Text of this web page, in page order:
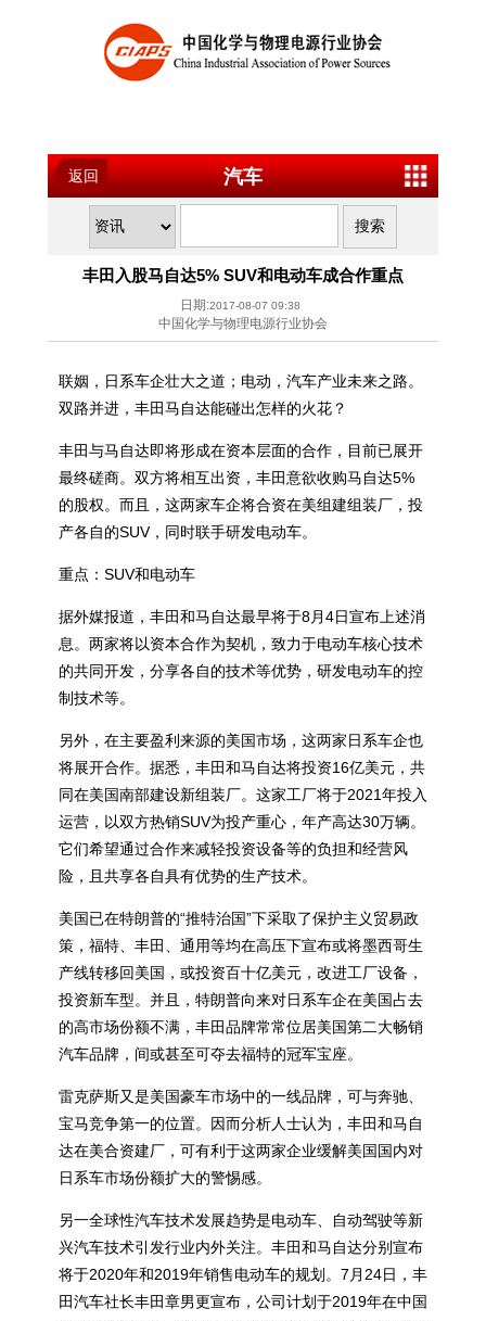
返回 汽车
丰田入股马自达5% SUV和电动车成合作重点
日期:2017-08-07 09:38
中国化学与物理电源行业协会
联姻，日系车企壮大之道；电动，汽车产业未来之路。
双路并进，丰田马自达能碰出怎样的火花？
丰田与马自达即将形成在资本层面的合作，目前已展开
最终磋商。双方将相互出资，丰田意欲收购马自达5%
的股权。而且，这两家车企将合资在美组建组装厂，投
产各自的SUV，同时联手研发电动车。
重点：SUV和电动车
据外媒报道，丰田和马自达最早将于8月4日宣布上述消
息。两家将以资本合作为契机，致力于电动车核心技术
的共同开发，分享各自的技术等优势，研发电动车的控
制技术等。
另外，在主要盈利来源的美国市场，这两家日系车企也
将展开合作。据悉，丰田和马自达将投资16亿美元，共
同在美国南部建设新组装厂。这家工厂将于2021年投入
运营，以双方热销SUV为投产重心，年产高达30万辆。
它们希望通过合作来减轻投资设备等的负担和经营风
险，且共享各自具有优势的生产技术。
美国已在特朗普的“推特治国”下采取了保护主义贸易政
策，福特、丰田、通用等均在高压下宣布或将墨西哥生
产线转移回美国，或投资百十亿美元，改进工厂设备，
投资新车型。并且，特朗普向来对日系车企在美国占去
的高市场份额不满，丰田品牌常常位居美国第二大畅销
汽车品牌，间或甚至可夺去福特的冠军宝座。
雷克萨斯又是美国豪车市场中的一线品牌，可与奔驰、
宝马竞争第一的位置。因而分析人士认为，丰田和马自
达在美合资建厂，可有利于这两家企业缓解美国国内对
日系车市场份额扩大的警惕感。
另一全球性汽车技术发展趋势是电动车、自动驾驶等新
兴汽车技术引发行业内外关注。丰田和马自达分别宣布
将于2020年和2019年销售电动车的规划。7月24日，丰
田汽车社长丰田章男更宣布，公司计划于2019年在中国